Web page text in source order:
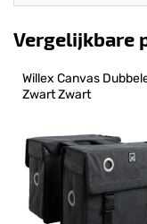
Vergelijkbare
Willex Canvas
Zwart Zwart